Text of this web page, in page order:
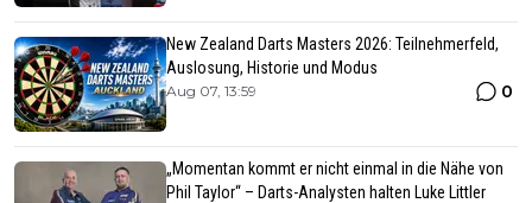
New Zealand Darts Masters 2026: Teilnehmerfeld,
Auslosung, Historie und Modus
Aug 07, 13:59 0
„Momentan kommt er nicht einmal in die Nähe von
Phil Taylor“ – Darts-Analysten halten Luke Littler